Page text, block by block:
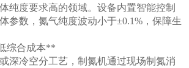
纯度要求高的领域。设备内置智能控制
参数，氮气纯度波动小于±0.1%，保障生
综合成本**
深冷空分工艺，制氮机通过现场制氮消